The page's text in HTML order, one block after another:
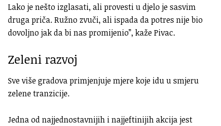
Lako je nešto izglasati, ali provesti u djelo je sasvim
druga priča. Ružno zvuči, ali ispada da potres nije bio
dovoljno jak da bi nas promijenio”, kaže Pivac.
Zeleni razvoj
Sve više gradova primjenjuje mjere koje idu u smjeru
zelene tranzicije.
Jedna od najjednostavnijih i najjeftinijih akcija jest